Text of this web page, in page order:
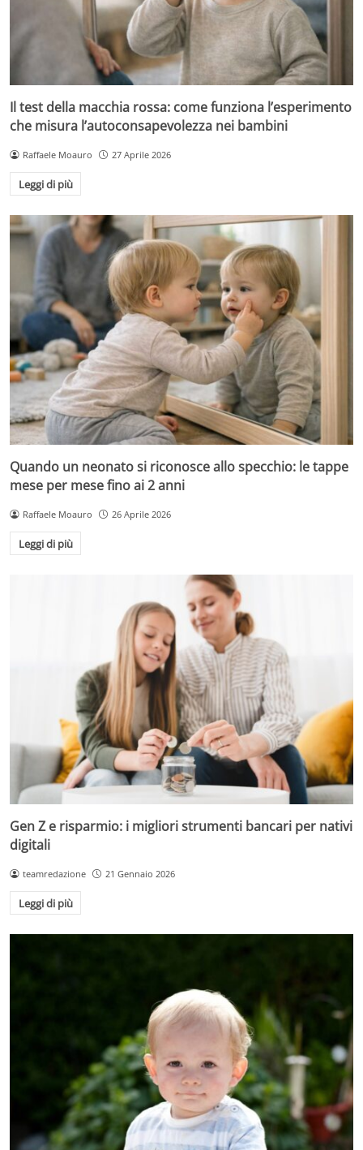
Il test della macchia rossa: come funziona l’esperimento
che misura l’autoconsapevolezza nei bambini
Raffaele Moauro 27 Aprile 2026
Leggi di più
Quando un neonato si riconosce allo specchio: le tappe
mese per mese fino ai 2 anni
Raffaele Moauro 26 Aprile 2026
Leggi di più
Gen Z e risparmio: i migliori strumenti bancari per nativi
digitali
teamredazione 21 Gennaio 2026
Leggi di più